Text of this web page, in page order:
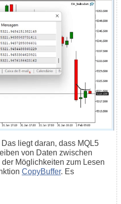
liegt daran, dass MQL5
von Daten zwischen
Möglichkeiten zum Lesen
CopyBuffer. Es